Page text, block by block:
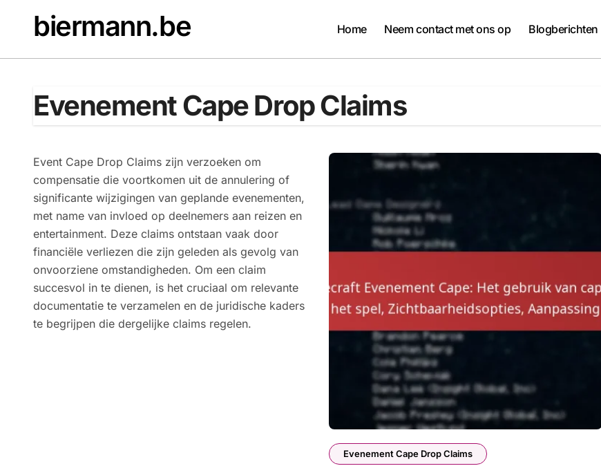
contentbiermann.be Home Neem contact met ons op Blogberichten
Evenement Cape Drop Claims
Event Cape Drop Claims zijn verzoeken om
compensatie die voortkomen uit de annulering of
significante wijzigingen van geplande evenementen,
met name van invloed op deelnemers aan reizen en
entertainment. Deze claims ontstaan vaak door
financiële verliezen die zijn geleden als gevolg van
onvoorziene omstandigheden. Om een claim
succesvol in te dienen, is het cruciaal om relevante
documentatie te verzamelen en de juridische kaders
te begrijpen die dergelijke claims regelen.
Evenement Cape Drop Claims